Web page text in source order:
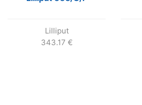
Lilliput
343.17 €